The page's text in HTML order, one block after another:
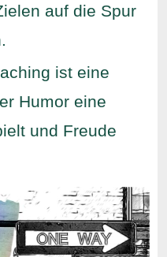
auf die Spur
ist eine
Humor eine
und Freude